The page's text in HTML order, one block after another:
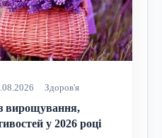
Здоров'я
вирощування,
у 2026 році